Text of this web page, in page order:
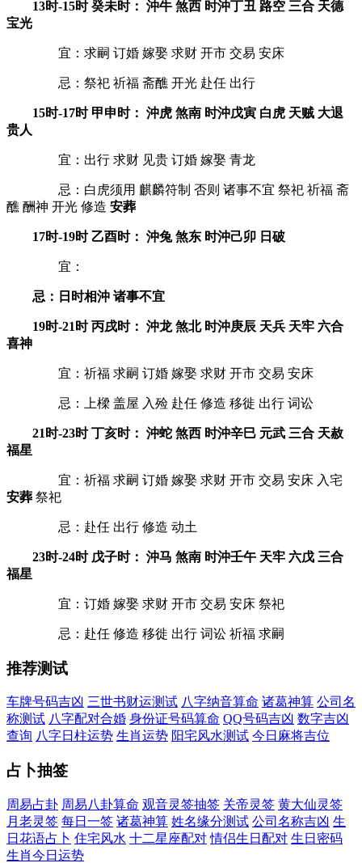
13时-15时 癸未时： 沖牛 煞西 时沖丁丑 路空 三合 天德
宝光
宜：求嗣 订婚 嫁娶 求财 开市 交易 安床
忌：祭祀 祈福 斋醮 开光 赴任 出行
15时-17时 甲申时： 沖虎 煞南 时沖戊寅 白虎 天贼 大退
贵人
宜：出行 求财 见贵 订婚 嫁娶 青龙
忌：白虎须用 麒麟符制 否则 诸事不宜 祭祀 祈福 斋
醮 酬神 开光 修造 安葬
17时-19时 乙酉时： 沖兔 煞东 时沖己卯 日破
宜：
忌：日时相沖 诸事不宜
19时-21时 丙戌时： 沖龙 煞北 时沖庚辰 天兵 天牢 六合
喜神
宜：祈福 求嗣 订婚 嫁娶 求财 开市 交易 安床
忌：上樑 盖屋 入殓 赴任 修造 移徙 出行 词讼
21时-23时 丁亥时： 沖蛇 煞西 时沖辛巳 元武 三合 天赦
福星
宜：祈福 求嗣 订婚 嫁娶 求财 开市 交易 安床 入宅
安葬 祭祀
忌：赴任 出行 修造 动土
23时-24时 戊子时： 沖马 煞南 时沖壬午 天牢 六戊 三合
福星
宜：订婚 嫁娶 求财 开市 交易 安床 祭祀
忌：赴任 修造 移徙 出行 词讼 祈福 求嗣
推荐测试
车牌号码吉凶 三世书财运测试 八字纳音算命 诸葛神算 公司名
称测试 八字配对合婚 身份证号码算命 QQ号码吉凶 数字吉凶
查询 八字日柱运势 生肖运势 阳宅风水测试 今日麻将吉位
占卜抽签
周易占卦 周易八卦算命 观音灵签抽签 关帝灵签 黄大仙灵签
月老灵签 每日一签 诸葛神算 姓名缘分测试 公司名称吉凶 生
日花语占卜 住宅风水 十二星座配对 情侣生日配对 生日密码
生肖今日运势